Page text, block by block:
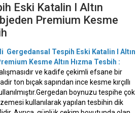
Eski Katalin I Altın
Premium Kesme
Gergedansal Tespih Eski Katalin I Altın
Kesme Altın Hızma Tesbih :
ve kadife çekimli efsane bir
ton bıçak sapından ince kesme kırçıllı
boynuzu tespihe çok
kullanılarak yapılan tesbihin dik